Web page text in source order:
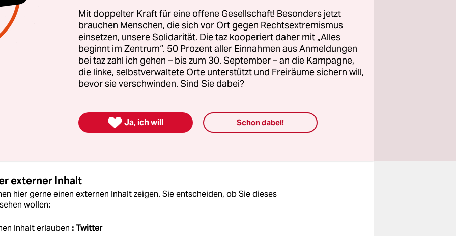
für öffentliche Sicherheit, Ralph Goodale, teilte der
Zeitung „The Star“ mit, dass ihn niemand persönlich
habe, ob die ehemalige US-Soldatin einreisen dürfe. Er
länger nachdenken, bevor er die Entscheidung der
aufhebt.
Bradley wegen der Weitergabe geheimer US-Dokumente
Wikileaks zu 35 Jahren Haft verurteilt worden.
externer Inhalt
hier gerne einen externen Inhalt zeigen. Sie entscheiden, ob Sie dieses
wollen:
Inhalt erlauben : Twitter
Mit doppelter Kraft für eine offene Gesellschaft! Besonders jetzt
brauchen Menschen, die sich vor Ort gegen Rechtsextremismus
einsetzen, unsere Solidarität. Die taz kooperiert daher mit „Alles
beginnt im Zentrum“. 50 Prozent aller Einnahmen aus Anmeldungen
bei taz zahl ich gehen – bis zum 30. September – an die Kampagne,
die linke, selbstverwaltete Orte unterstützt und Freiräume sichern will,
bevor sie verschwinden. Sind Sie dabei?
 Ja, ich will Schon dabei!